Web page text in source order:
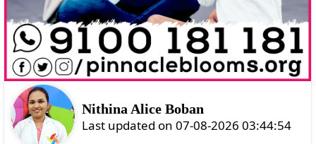
Nithina Alice Boban
Last updated on 07-08-2026 03:44:54